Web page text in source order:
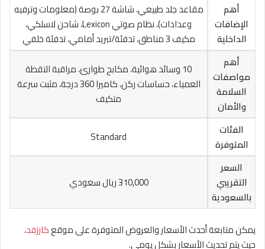
أهم
الإضافات
الداخلية
مقاعد جلد طبيعي، شاشة 27 بوصة (معلومات وترفيه
وعدادات)، نظام صوتي Lexicon، شاحن لاسلكي،
مكيف 3 مناطق، تدفئة/تبريد أمامي، تدفئة خلفي
أهم
مواصفات
السلامة
والأمان
10 وسائد هوائية، مكابح طوارئ، مراقبة النقطة
العمياء، حساسات ركن، كاميرا 360 درجة، مثبت سرعة
متكيف
الفئات
المتوفرة
Standard
السعر
التقريبي
بالسعودية
310,000 ريال سعودي
يمكن متابعة أحدث الأسعار والعروض المتوفرة على موقعكارزفد،
حيث يتم تحديث الأسعار بشكل يومي.